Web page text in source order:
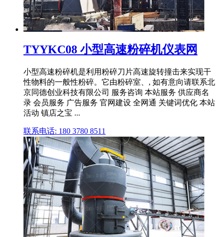
TYYKC08 小型高速粉碎机仪表网
小型高速粉碎机是利用粉碎刀片高速旋转撞击来实现干
性物料的一般性粉碎。它由粉碎室、, 如有意向请联系北
京同德创业科技有限公司 服务咨询 本站服务 供应商名
录 会员服务 广告服务 官网建设 全网通 关键词优化 本站
活动 镇店之宝 ...
联系电话: 180 3780 8511